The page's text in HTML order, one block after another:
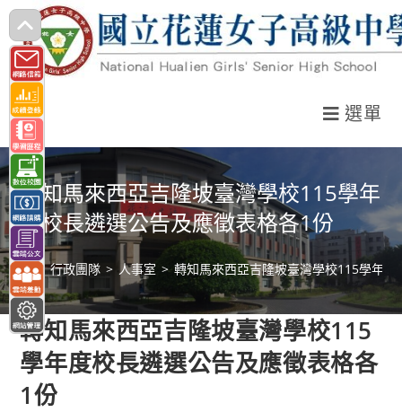
跳
轉
至
主
要
內
容
選單
轉知馬來西亞吉隆坡臺灣學校115學年
度校長遴選公告及應徵表格各1份
> 行政團隊 > 人事室 > 轉知馬來西亞吉隆坡臺灣學校115學年
轉知馬來西亞吉隆坡臺灣學校115
學年度校長遴選公告及應徵表格各
1份